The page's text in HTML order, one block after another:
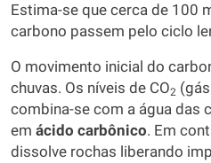
Estima-se que cerca de 100
carbono passem pelo ciclo
O movimento inicial do
chuvas. Os níveis de CO2
combina-se com a água das
em ácido carbônico. Em
dissolve rochas liberando